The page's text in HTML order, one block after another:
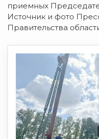
приемных
Источник и фото
Правительства